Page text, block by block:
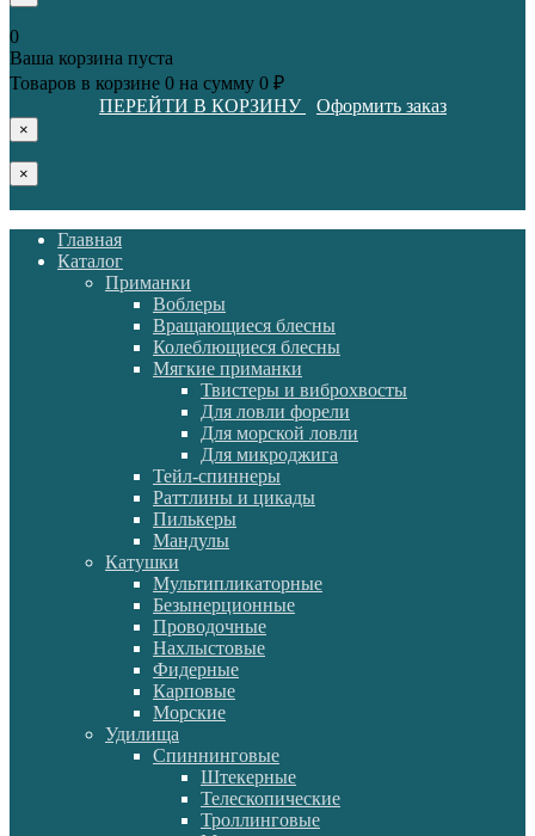
0
Ваша корзина пуста
Товаров в корзине 0 на сумму 0 ₽
ПЕРЕЙТИ В КОРЗИНУ
Оформить заказ
×
×
Главная
Каталог
Приманки
Воблеры
Вращающиеся блесны
Колеблющиеся блесны
Мягкие приманки
Твистеры и виброхвосты
Для ловли форели
Для морской ловли
Для микроджига
Тейл-спиннеры
Раттлины и цикады
Пилькеры
Мандулы
Катушки
Мультипликаторные
Безынерционные
Проводочные
Нахлыстовые
Фидерные
Карповые
Морские
Удилища
Спиннинговые
Штекерные
Телескопические
Троллинговые